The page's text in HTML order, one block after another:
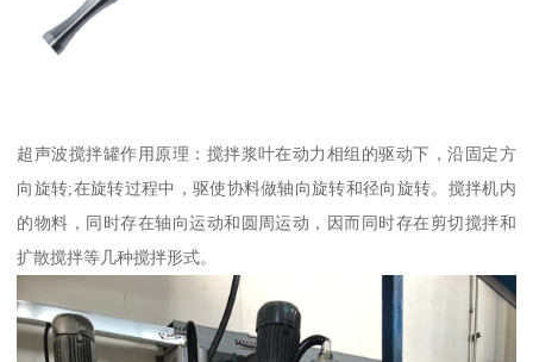
超声波搅拌罐作用原理：搅拌浆叶在动力相组的驱动下，沿固定方
向旋转;在旋转过程中，驱使协料做轴向旋转和径向旋转。搅拌机内
的物料，同时存在轴向运动和圆周运动，因而同时存在剪切搅拌和
扩散搅拌等几种搅拌形式。